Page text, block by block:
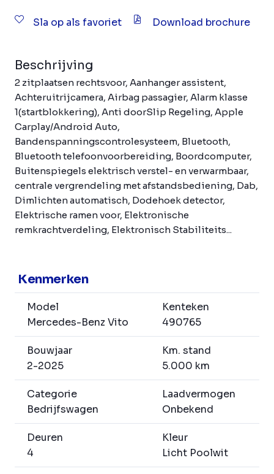
Sla op als favoriet Download brochure
Beschrijving
2 zitplaatsen rechtsvoor, Aanhanger assistent,
Achteruitrijcamera, Airbag passagier, Alarm klasse
1(startblokkering), Anti doorSlip Regeling, Apple
Carplay/Android Auto,
Bandenspanningscontrolesysteem, Bluetooth,
Bluetooth telefoonvoorbereiding, Boordcomputer,
Buitenspiegels elektrisch verstel- en verwarmbaar,
centrale vergrendeling met afstandsbediening, Dab,
Dimlichten automatisch, Dodehoek detector,
Elektrische ramen voor, Elektronische
remkrachtverdeling, Elektronisch Stabiliteits...
Kenmerken
Model
Mercedes-Benz Vito
Kenteken
490765
Bouwjaar
2-2025
Km. stand
5.000 km
Categorie
Bedrijfswagen
Laadvermogen
Onbekend
Deuren
4
Kleur
Licht Poolwit